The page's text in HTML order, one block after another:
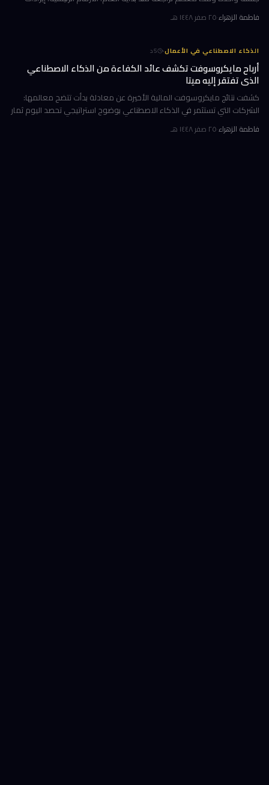
ربعية 3.58 مليار دولار بنمو 34%، وحجم بضائع إجمالي GMV بل
فاطمة الزهراء·٢٥ صفر ١٤٤٨ هـ
الذكاء الاصطناعي في الأعمال·
5د
أرباح مايكروسوفت تكشف عائد الكفاءة من الذكاء الاصطناعي
الذي تفتقر إليه ميتا
كشفت نتائج مايكروسوفت المالية الأخيرة عن معادلة بدأت تتضح معالمها:
الشركات التي تستثمر في الذكاء الاصطناعي بوضوح استراتيجي تحصد اليوم ثمار
الكفاءة وخفض التكاليف، بينما تتعثر أخرى في تحويل إنفاقها الضخ
فاطمة الزهراء·٢٥ صفر ١٤٤٨ هـ